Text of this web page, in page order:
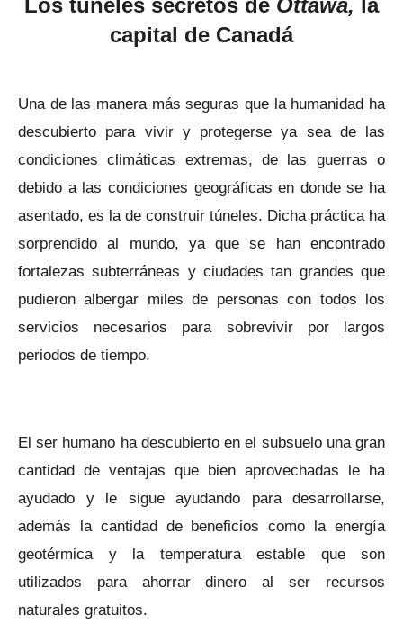
Los túneles secretos de Ottawa, la
capital de Canadá
Una de las manera más seguras que la humanidad ha
descubierto para vivir y protegerse ya sea de las
condiciones climáticas extremas, de las guerras o
debido a las condiciones geográficas en donde se ha
asentado, es la de construir túneles. Dicha práctica ha
sorprendido al mundo, ya que se han encontrado
fortalezas subterráneas y ciudades tan grandes que
pudieron albergar miles de personas con todos los
servicios necesarios para sobrevivir por largos
periodos de tiempo.
El ser humano ha descubierto en el subsuelo una gran
cantidad de ventajas que bien aprovechadas le ha
ayudado y le sigue ayudando para desarrollarse,
además la cantidad de beneficios como la energía
geotérmica y la temperatura estable que son
utilizados para ahorrar dinero al ser recursos
naturales gratuitos.